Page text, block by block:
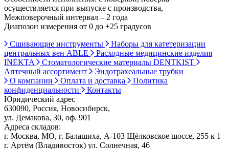
осуществляется при выпуске с производства,
Межповерочный интервал – 2 года
Диапозон измерения от 0 до +25 градусов
Сшивающие инструменты
Наборы для катетеризации
центральных вен ABLE
Расходные медицинские изделия
INEKTA
Стоматологические материалы DENTKIST
Аптечный ассортимент
Эндотрахеальные трубки
О компании
Оплата и доставка
Политика
конфиденциальности
Контакты
Юридический адрес
630090, Россия, Новосибирск,
ул. Демакова, 30, оф. 901
Адреса складов:
г. Москва, МО, г. Балашиха, А-103 Щёлковское шоссе, 255 к 1
г. Артём (Владивосток) ул. Солнечная, 46